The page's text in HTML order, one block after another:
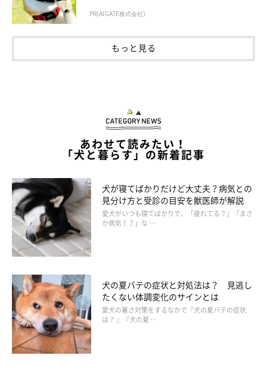
すでにストレスを感じているかも？ こんな
行動は要注意！
PR(AIGATE株式会社)
もっと見る
あわせて読みたい！
「犬と暮らす」の新着記事
犬が寝てばかりだけど大丈夫？病気との
見分け方と受診の目安を獣医師が解説
愛犬がいつも寝てばかりで、「疲れてる？」「まさ
か病気！？」な …
犬の夏バテの症状と対処法は？ 見逃し
たくない体調変化のサインとは
愛犬の暑さ対策をするなかで『犬の夏バテの症状
は？ 』『犬の夏 …